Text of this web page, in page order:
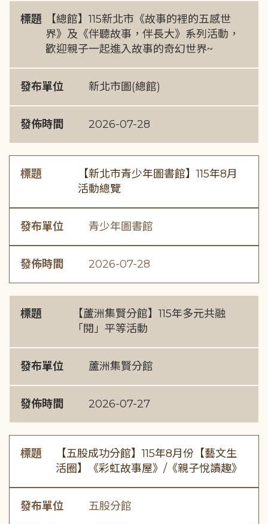
標題
【總館】115新北市《故事的裡的五感世
界》及《伴聽故事，伴長大》系列活動，
歡迎親子一起進入故事的奇幻世界~
發布單位 新北市圖(總館)
發佈時間 2026-07-28
標題
【新北市青少年圖書館】115年8月
活動總覽
發布單位 青少年圖書館
發佈時間 2026-07-28
標題
【蘆洲集賢分館】115年多元共融
「閱」平等活動
發布單位 蘆洲集賢分館
發佈時間 2026-07-27
標題
【五股成功分館】115年8月份【藝文生
活圈】《彩虹故事屋》/《親子悅讀趣》
發布單位 五股分館